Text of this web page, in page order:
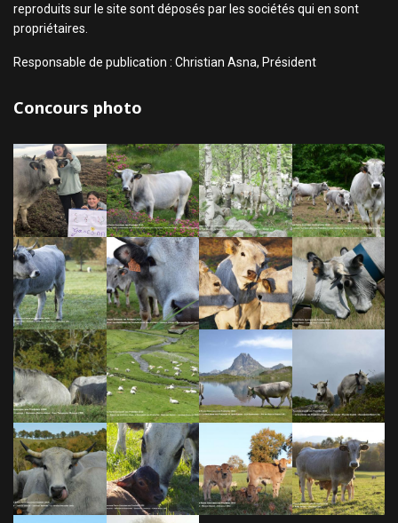
reproduits sur le site sont déposés par les sociétés qui en sont
propriétaires.
Responsable de publication : Christian Asna, Président
Concours photo